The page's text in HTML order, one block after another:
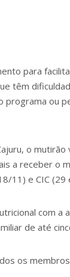
para
têm
ou
o mutirão
a receber o
11) e CIC (29
com a
de até
os